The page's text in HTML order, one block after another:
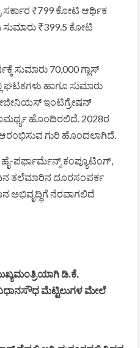
ಸರ್ಕಾರ ₹799 ಕೋಟಿ ಆರ್ಥಿಕ
ಸುಮಾರು ₹399.5 ಕೋಟಿ
ಸುಮಾರು 70,000 ಗ್ಲಾಸ್
ಘಟಕಗಳು ಹಾಗೂ ಸುಮಾರು
ಇಂಟಿಗ್ರೇಷನ್
ಹೊಂದಿರಲಿದೆ. 2028ರ
ಗುರಿ ಹೊಂದಲಾಗಿದೆ.
ಹೈ-ಪರ್ಫಾರ್ಮೆನ್ಸ್ ಕಂಪ್ಯೂಟಿಂಗ್,
ತಲೆಮಾರಿನ ದೂರಸಂಪರ್ಕ
ಅಭಿವೃದ್ಧಿಗೆ ನೆರವಾಗಲಿದೆ
ಡಿ.ಕೆ.
ಮೆಟ್ಟಿಲುಗಳ ಮೇಲೆ